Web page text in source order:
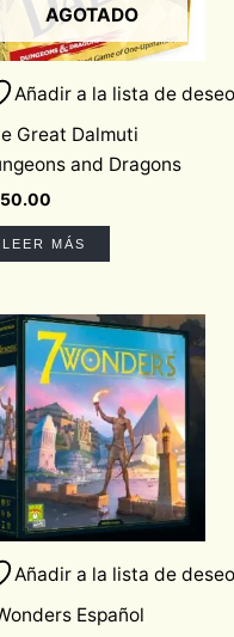
AGOTADO
Añadir a la lista de
Great Dalmuti
and Dragons
LEER MÁS
Añadir a la lista de
Español